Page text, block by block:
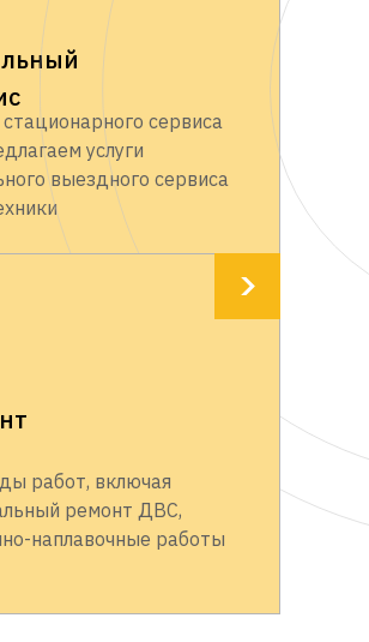
сервиса
услуги
выездного сервиса
работ, включая
ремонт ДВС,
наплавочные работы